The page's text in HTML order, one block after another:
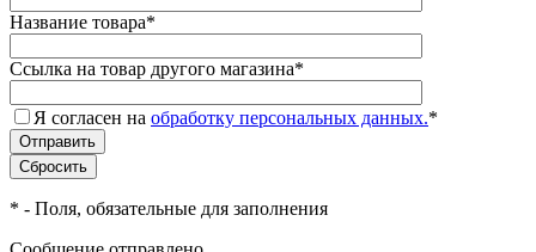
Название товара*
Ссылка на товар другого магазина*
Я согласен на обработку персональных данных.*
* - Поля, обязательные для заполнения